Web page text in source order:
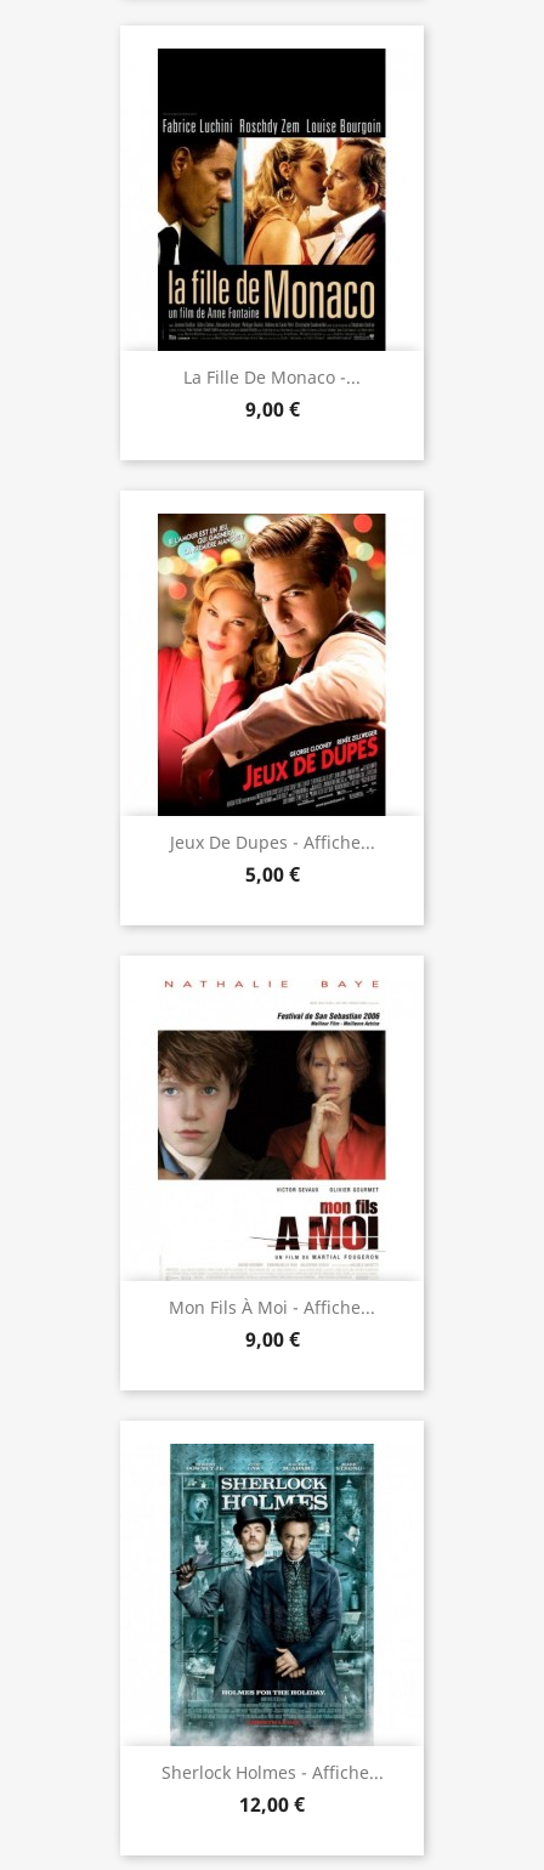
La Fille De Monaco -...
9,00 €
Jeux De Dupes - Affiche...
5,00 €
Mon Fils À Moi - Affiche...
9,00 €
Sherlock Holmes - Affiche...
12,00 €